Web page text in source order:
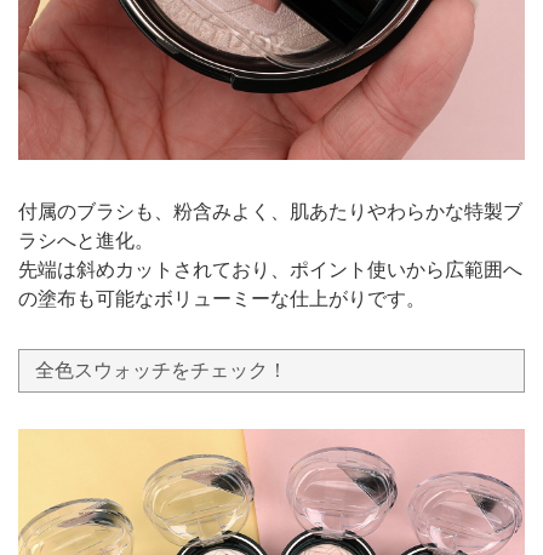
付属のブラシも、粉含みよく、肌あたりやわらかな特製ブ
ラシへと進化。
先端は斜めカットされており、ポイント使いから広範囲へ
の塗布も可能なボリューミーな仕上がりです。
全色スウォッチをチェック！